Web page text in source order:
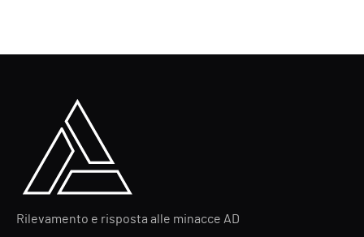
Rilevamento e risposta alle minacce AD